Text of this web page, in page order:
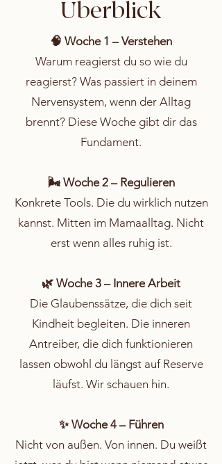
Überblick
🧠 Woche 1 – Verstehen
Warum reagierst du so wie du
reagierst? Was passiert in deinem
Nervensystem, wenn der Alltag
brennt? Diese Woche gibt dir das
Fundament.
🌬️ Woche 2 – Regulieren
Konkrete Tools. Die du wirklich nutzen
kannst. Mitten im Mamaalltag. Nicht
erst wenn alles ruhig ist.
🌿 Woche 3 – Innere Arbeit
Die Glaubenssätze, die dich seit
Kindheit begleiten. Die inneren
Antreiber, die dich funktionieren
lassen obwohl du längst auf Reserve
läufst. Wir schauen hin.
✨ Woche 4 – Führen
Nicht von außen. Von innen. Du weißt